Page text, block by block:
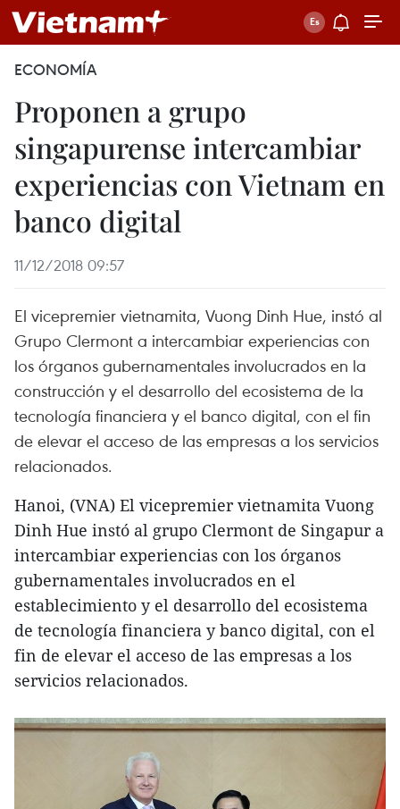
ECONOMÍA
Proponen a grupo
singapurense intercambiar
experiencias con Vietnam en
banco digital
11/12/2018 09:57
El vicepremier vietnamita, Vuong Dinh Hue, instó al
Grupo Clermont a intercambiar experiencias con
los órganos gubernamentales involucrados en la
construcción y el desarrollo del ecosistema de la
tecnología financiera y el banco digital, con el fin
de elevar el acceso de las empresas a los servicios
relacionados.
Hanoi, (VNA) El vicepremier vietnamita Vuong
Dinh Hue instó al grupo Clermont de Singapur a
intercambiar experiencias con los órganos
gubernamentales involucrados en el
establecimiento y el desarrollo del ecosistema
de tecnología financiera y banco digital, con el
fin de elevar el acceso de las empresas a los
servicios relacionados.